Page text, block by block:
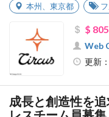
本州 東京都
$
Web
更新
成長と創造性を